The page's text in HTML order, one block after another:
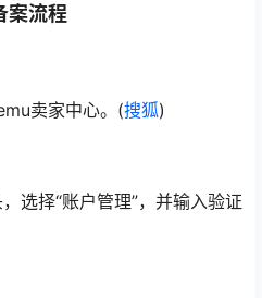
案流程
卖家中心。(搜狐)
选择“账户管理”，并输入验证